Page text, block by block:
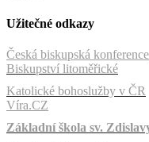
Užitečné odkazy
Česká biskupská konference
Biskupství litoměřické
Katolické bohoslužby v ČR
Víra.CZ
Základní škola sv.